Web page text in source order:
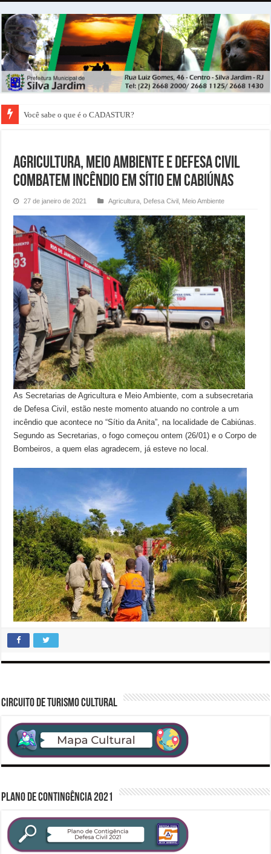
Você sabe o que é o CADASTUR?
AGRICULTURA, MEIO AMBIENTE E DEFESA CIVIL
COMBATEM INCÊNDIO EM SÍTIO EM CABIÚNAS
27 de janeiro de 2021 Agricultura Defesa Civil Meio Ambiente
As Secretarias de Agricultura e Meio Ambiente, com a subsecretaria
de Defesa Civil, estão neste momento atuando no controle a um
incêndio que acontece no “Sítio da Anita”, na localidade de Cabiúnas.
Segundo as Secretarias, o fogo começou ontem (26/01) e o Corpo de
Bombeiros, a quem elas agradecem, já esteve no local.
CIRCUITO DE TURISMO CULTURAL
PLANO DE CONTINGÊNCIA 2021